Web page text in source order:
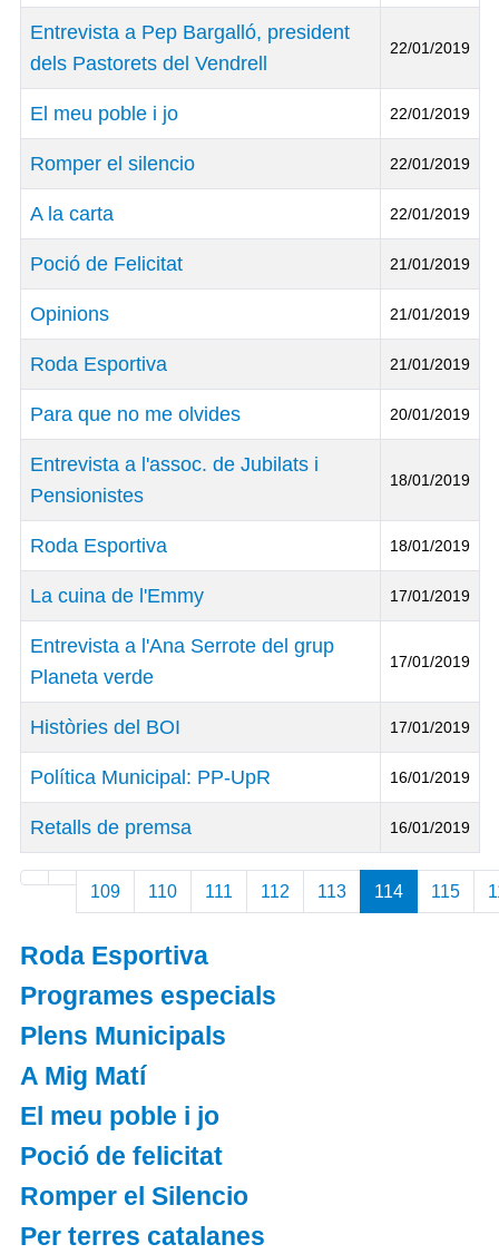
Articles
Entrevista a Pep Bargalló, president
dels Pastorets del Vendrell
22/01/2019
El meu poble i jo 22/01/2019
Romper el silencio 22/01/2019
A la carta 22/01/2019
Poció de Felicitat 21/01/2019
Opinions 21/01/2019
Roda Esportiva 21/01/2019
Para que no me olvides 20/01/2019
Entrevista a l'assoc. de Jubilats i
Pensionistes
18/01/2019
Roda Esportiva 18/01/2019
La cuina de l'Emmy 17/01/2019
Entrevista a l'Ana Serrote del grup
Planeta verde
17/01/2019
Històries del BOI 17/01/2019
Política Municipal: PP-UpR 16/01/2019
Retalls de premsa 16/01/2019
109 110 111 112 113 114 115
Roda Esportiva
Programes especials
Plens Municipals
A Mig Matí
El meu poble i jo
Poció de felicitat
Romper el Silencio
Per terres catalanes